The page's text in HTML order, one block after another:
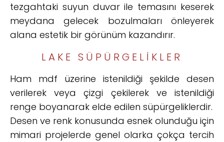
tezgahtaki suyun duvar ile temasını keserek
meydana gelecek bozulmaları önleyerek
alana estetik bir görünüm kazandırır.
LAKE SÜPÜRGELIKLER
Ham mdf üzerine istenildiği şekilde desen
verilerek veya çizgi çekilerek ve istenildiği
renge boyanarak elde edilen süpürgeliklerdir.
Desen ve renk konusunda esnek olunduğu için
mimari projelerde genel olarka çokça tercih